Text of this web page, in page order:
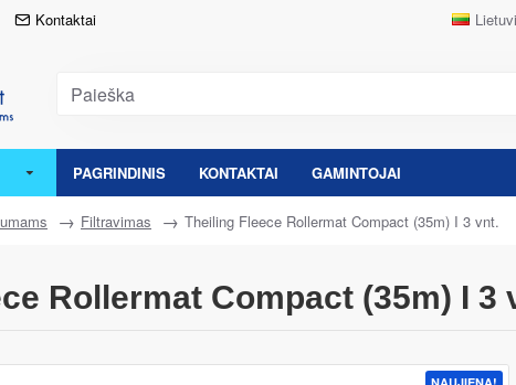
Kontaktai
PAGRINDINIS KONTAKTAI GAMINTOJAI
Filtravimas Theiling Fleece Rollermat Compact (35m) I 3 vnt.
Rollermat Compact (35m) I 3